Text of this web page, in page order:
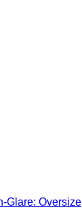
Glare: Oversize